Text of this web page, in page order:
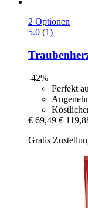
2 Optionen
5.0 (1)
-42%
Perfekt
€ 69,49 €
Gratis